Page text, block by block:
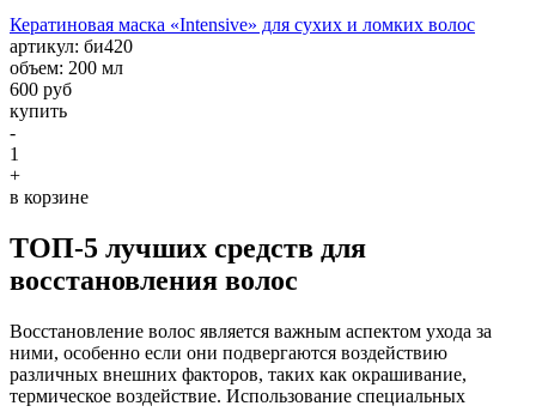
Кератиновая маска «Intensive» для сухих и ломких волос
aртикул: би420
объем: 200 мл
600 руб
купить
-
1
+
в корзине
ТОП-5 лучших средств для
восстановления волос
Восстановление волос является важным аспектом ухода за
ними, особенно если они подвергаются воздействию
различных внешних факторов, таких как окрашивание,
термическое воздействие. Использование специальных